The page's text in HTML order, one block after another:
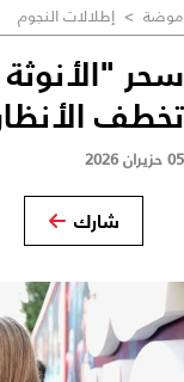
موضة > إطلالات النجوم
سحر "الأنوثة
تخطف
05 حزيران 2026
شارك